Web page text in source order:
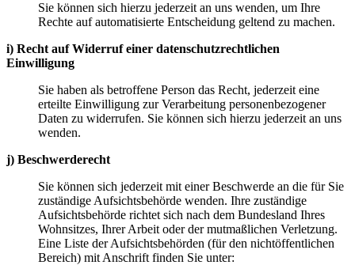
Sie können sich hierzu jederzeit an uns wenden, um Ihre
Rechte auf automatisierte Entscheidung geltend zu machen.
i) Recht auf Widerruf einer datenschutzrechtlichen
Einwilligung
Sie haben als betroffene Person das Recht, jederzeit eine
erteilte Einwilligung zur Verarbeitung personenbezogener
Daten zu widerrufen. Sie können sich hierzu jederzeit an uns
wenden.
j) Beschwerderecht
Sie können sich jederzeit mit einer Beschwerde an die für Sie
zuständige Aufsichtsbehörde wenden. Ihre zuständige
Aufsichtsbehörde richtet sich nach dem Bundesland Ihres
Wohnsitzes, Ihrer Arbeit oder der mutmaßlichen Verletzung.
Eine Liste der Aufsichtsbehörden (für den nichtöffentlichen
Bereich) mit Anschrift finden Sie unter: